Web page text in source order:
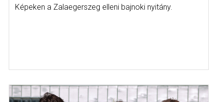
Képeken a Zalaegerszeg elleni bajnoki nyitány.